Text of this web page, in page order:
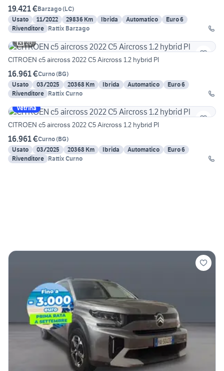
19.421 €Barzago(LC)
Usato
11/2022 29836 Km Ibrida Automatico
Euro 6
Rivenditore Rattix Barzago
20
CITROEN c5 aircross 2022 C5 Aircross 1.2 hybrid Pl
16.961 €Curno(BG)
Usato
03/2025 20368 Km Ibrida Automatico
Euro 6
Rivenditore Rattix Curno
Vetrina
CITROEN c5 aircross 2022 C5 Aircross 1.2 hybrid Pl
16.961 €Curno(BG)
Usato
03/2025 20368 Km Ibrida Automatico
Euro 6
Rivenditore Rattix Curno